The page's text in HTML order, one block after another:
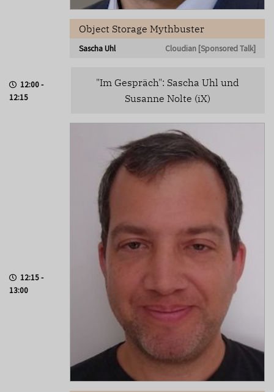
Object Storage Mythbuster
Sascha Uhl Cloudian [Sponsored Talk]
12:00 -
12:15
"Im Gespräch": Sascha Uhl und
Susanne Nolte (iX)
12:15 -
13:00